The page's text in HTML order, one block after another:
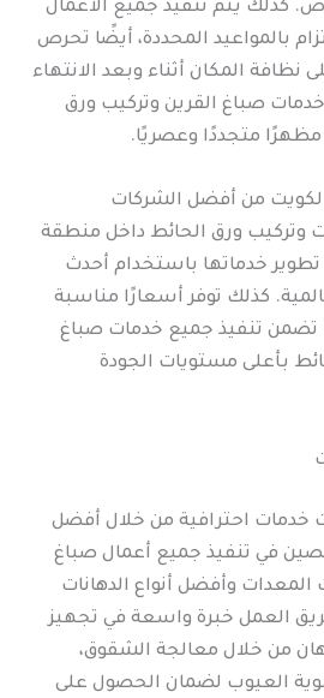
كذلك يتم تنفيذ جميع الأعمال
بالمواعيد المحددة، أيضًا تحرص
نظافة المكان أثناء وبعد الانتهاء
صباغ القرين وتركيب ورق
مظهرًا متجددًا وعصريًا.
من أفضل الشركات
وتركيب ورق الحائط داخل منطقة
خدماتها باستخدام أحدث
كذلك توفر أسعارًا مناسبة
تضمن تنفيذ جميع خدمات صباغ
بأعلى مستويات الجودة
خدمات احترافية من خلال أفضل
في تنفيذ جميع أعمال صباغ
وأفضل أنواع الدهانات
العمل خبرة واسعة في تجهيز
من خلال معالجة الشقوق،
العيوب لضمان الحصول على